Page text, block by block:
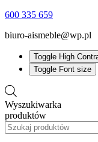
600 335 659
biuro-aismeble@wp.pl
Toggle High
Toggle Font size
Wyszukiwarka
produktów